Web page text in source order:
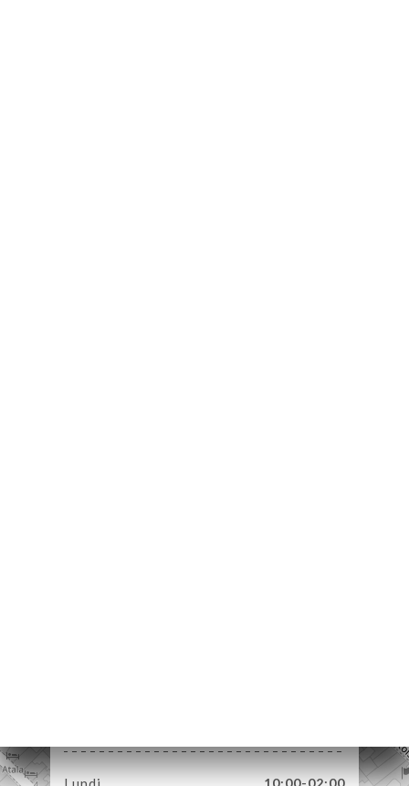
10:00-02:00